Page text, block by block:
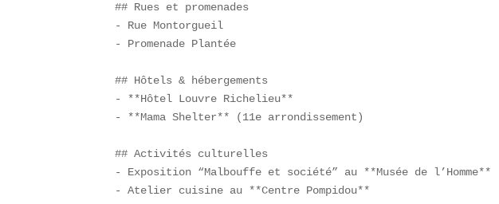
## Rues et promenades
- Rue Montorgueil
- Promenade Plantée
## Hôtels & hébergements
- **Hôtel Louvre Richelieu**
- **Mama Shelter** (11e arrondissement)
## Activités culturelles
- Exposition “Malbouffe et société” au **Musée de l’Homme**
- Atelier cuisine au **Centre Pompidou**